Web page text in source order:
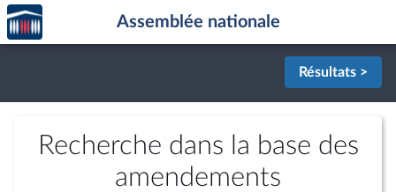
Aller au contenu
Aller en bas de la page
Accèder
à la
page
Assemblée nationale
Résultats >
Recherche dans la base des
amendements